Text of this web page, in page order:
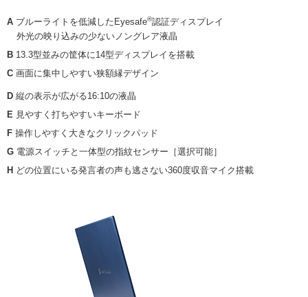
A ブルーライトを低減したEyesafe®認証ディスプレイ
外光の映り込みの少ないノングレア液晶
B 13.3型並みの筐体に14型ディスプレイを搭載
C 画面に集中しやすい狭額縁デザイン
D 縦の表示が広がる16:10の液晶
E 見やすく打ちやすいキーボード
F 操作しやすく大きなクリックパッド
G 電源スイッチと一体型の指紋センサー［選択可能］
H どの位置にいる発言者の声も逃さない360度収音マイク搭載